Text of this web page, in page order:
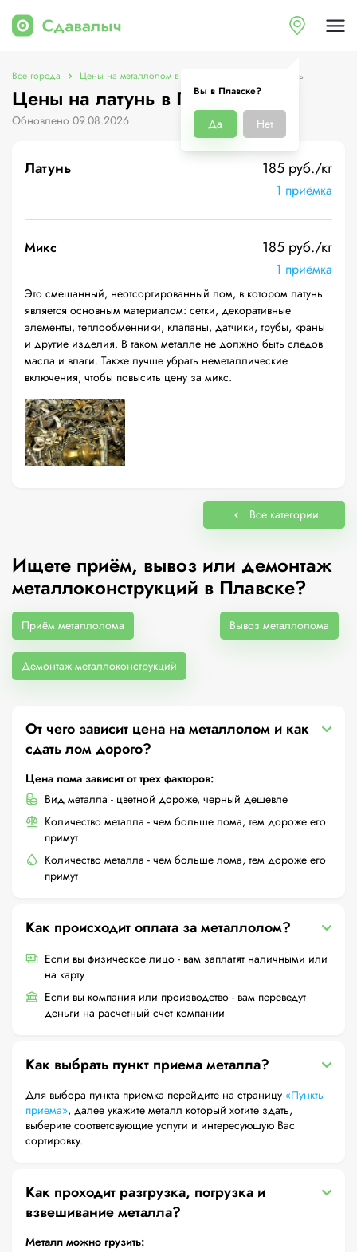
Вы в Плавске?
Да Нет
Все города Цены на металлолом в Плавске Цены на латунь
Цены на латунь в Плавске
Обновлено 09.08.2026
Латунь 185 руб./кг
1 приёмка
Микс 185 руб./кг
1 приёмка
Это смешанный, неотсортированный лом, в котором латунь
является основным материалом: сетки, декоративные
элементы, теплообменники, клапаны, датчики, трубы, краны
и другие изделия. В таком металле не должно быть следов
масла и влаги. Также лучше убрать неметаллические
включения, чтобы повысить цену за микс.
Все категории
Ищете приём, вывоз или демонтаж
металлоконструкций в Плавске?
Приём металлолома Вывоз металлолома
Демонтаж металлоконструкций
От чего зависит цена на металлолом и как
сдать лом дорого?
Цена лома зависит от трех факторов:
Вид металла - цветной дороже, черный дешевле
Количество металла - чем больше лома, тем дороже его
примут
Количество металла - чем больше лома, тем дороже его
примут
Как происходит оплата за металлолом?
Если вы физическое лицо - вам заплатят наличными или
на карту
Если вы компания или производство - вам переведут
деньги на расчетный счет компании
Как выбрать пункт приема металла?
Для выбора пункта приемка перейдите на страницу «Пункты
приема», далее укажите металл который хотите здать,
выберите соответсвующие услуги и интересующую Вас
сортировку.
Как проходит разгрузка, погрузка и
взвешивание металла?
Металл можно грузить: